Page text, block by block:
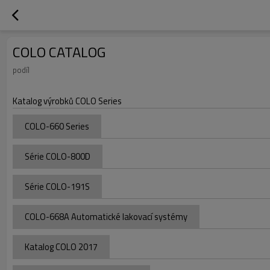
COLO CATALOG
podíl
Katalog výrobků COLO Series
COLO-660 Series
Série COLO-800D
Série COLO-191S
COLO-668A Automatické lakovací systémy
Katalog COLO 2017